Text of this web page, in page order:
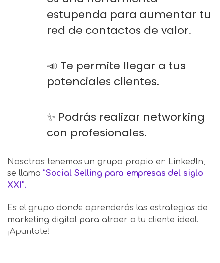
estupenda para aumentar tu
red de contactos de valor.
📣 Te permite llegar a tus
potenciales clientes.
✨ Podrás realizar networking
con profesionales.
Nosotras tenemos un grupo propio en LinkedIn,
se llama “Social Selling para empresas del siglo
XXI”.
Es el grupo donde aprenderás las estrategias de
marketing digital para atraer a tu cliente ideal.
¡Apuntate!